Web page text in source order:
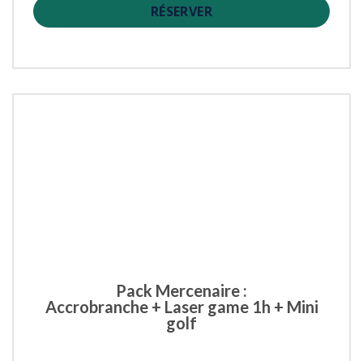
RÉSERVER
Pack Mercenaire :
Accrobranche + Laser game 1h + Mini
golf